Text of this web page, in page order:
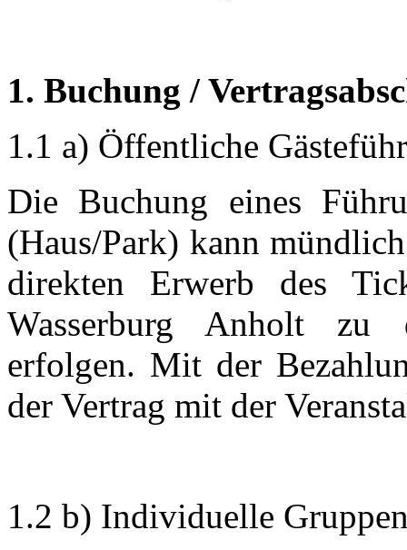
1. Buchung /
1.1 a) Öffentliche
Die Buchung eines
(Haus/Park) kann
direkten Erwerb des
Wasserburg Anholt zu
erfolgen. Mit der
der Vertrag mit der
1.2 b) Individuelle